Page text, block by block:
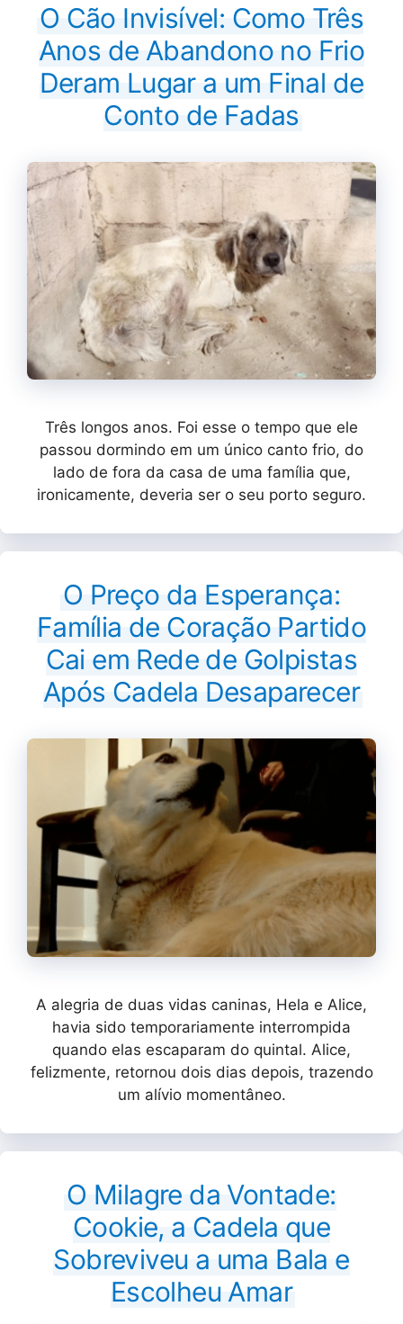
O Cão Invisível: Como Três
Anos de Abandono no Frio
Deram Lugar a um Final de
Conto de Fadas
Três longos anos. Foi esse o tempo que ele
passou dormindo em um único canto frio, do
lado de fora da casa de uma família que,
ironicamente, deveria ser o seu porto seguro.
O Preço da Esperança:
Família de Coração Partido
Cai em Rede de Golpistas
Após Cadela Desaparecer
A alegria de duas vidas caninas, Hela e Alice,
havia sido temporariamente interrompida
quando elas escaparam do quintal. Alice,
felizmente, retornou dois dias depois, trazendo
um alívio momentâneo.
O Milagre da Vontade:
Cookie, a Cadela que
Sobreviveu a uma Bala e
Escolheu Amar